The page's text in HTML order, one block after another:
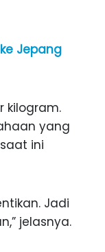
Jepang
kilogram.
yang
ini
Jadi
jelasnya.